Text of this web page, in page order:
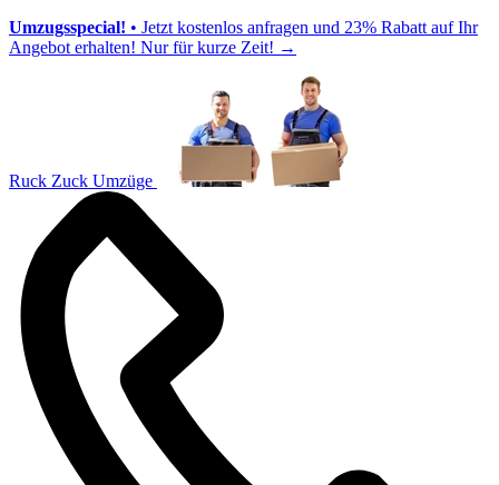
Umzugsspecial! • Jetzt kostenlos anfragen und 23% Rabatt auf Ihr
Angebot erhalten! Nur für kurze Zeit! →
Ruck Zuck Umzüge